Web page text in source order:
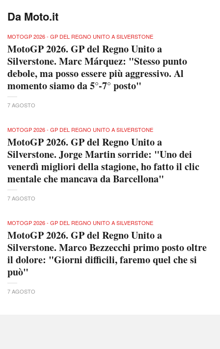
Da Moto.it
MOTOGP 2026 - GP DEL REGNO UNITO A SILVERSTONE
MotoGP 2026. GP del Regno Unito a
Silverstone. Marc Márquez: "Stesso punto
debole, ma posso essere più aggressivo. Al
momento siamo da 5°-7° posto"
7 AGOSTO
MOTOGP 2026 - GP DEL REGNO UNITO A SILVERSTONE
MotoGP 2026. GP del Regno Unito a
Silverstone. Jorge Martin sorride: "Uno dei
venerdì migliori della stagione, ho fatto il clic
mentale che mancava da Barcellona"
7 AGOSTO
MOTOGP 2026 - GP DEL REGNO UNITO A SILVERSTONE
MotoGP 2026. GP del Regno Unito a
Silverstone. Marco Bezzecchi primo posto oltre
il dolore: "Giorni difficili, faremo quel che si
può"
7 AGOSTO